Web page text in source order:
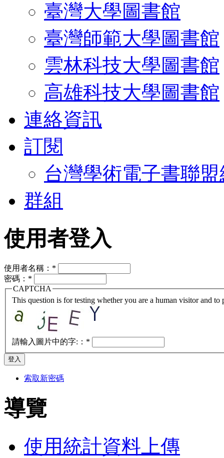
臺灣大學圖書館
臺灣師範大學圖書館
雲林科技大學圖書館
高雄科技大學圖書館
連絡資訊
訂閱
台灣學術電子書聯
群組
使用者登入
使用者名稱： *
密碼： *
CAPTCHA
This question is for testing whether you are a human visitor and to
請輸入圖片中的字:： *
索取新密碼
導覽
使用統計資料上傳